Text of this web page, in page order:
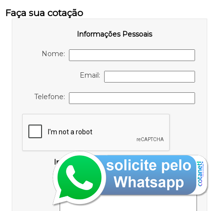
Faça sua cotação
Informações Pessoais
Nome:
Email:
Telefone:
Informações de contato ou cotação
Mensagem: